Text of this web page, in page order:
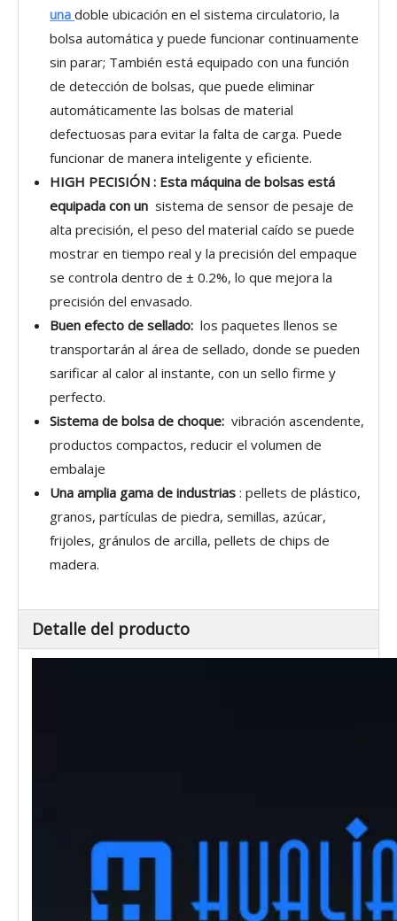
una doble ubicación en el sistema circulatorio, la
bolsa automática y puede funcionar continuamente
sin parar; También está equipado con una función
de detección de bolsas, que puede eliminar
automáticamente las bolsas de material
defectuosas para evitar la falta de carga. Puede
funcionar de manera inteligente y eficiente.
HIGH PECISIÓN : Esta máquina de bolsas está
equipada con un sistema de sensor de pesaje de
alta precisión, el peso del material caído se puede
mostrar en tiempo real y la precisión del empaque
se controla dentro de ± 0.2%, lo que mejora la
precisión del envasado.
Buen efecto de sellado: los paquetes llenos se
transportarán al área de sellado, donde se pueden
sarificar al calor al instante, con un sello firme y
perfecto.
Sistema de bolsa de choque: vibración ascendente,
productos compactos, reducir el volumen de
embalaje
Una amplia gama de industrias : pellets de plástico,
granos, partículas de piedra, semillas, azúcar,
frijoles, gránulos de arcilla, pellets de chips de
madera.
Detalle del producto